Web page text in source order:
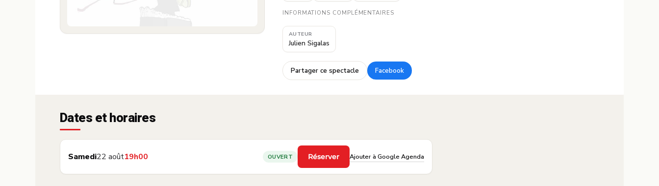
INFORMATIONS COMPLÉMENTAIRES
AUTEUR
Julien Sigalas
Partager ce spectacle
·
Facebook
Dates et horaires
Samedi22 août19h00 OUVERT Réserver
·
Ajouter à Google Agenda